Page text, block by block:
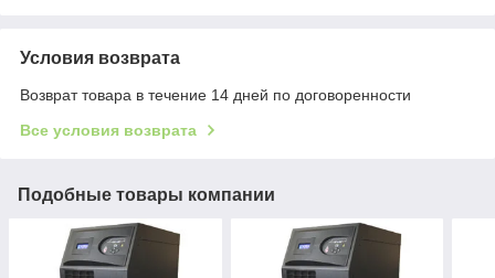
Условия возврата
Возврат товара в течение 14 дней по договоренности
Все условия возврата
Подобные товары компании